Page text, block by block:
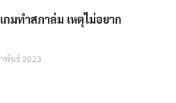
กมทำสภาล่ม เหตุไม่อยาก
พันธ์ 2023